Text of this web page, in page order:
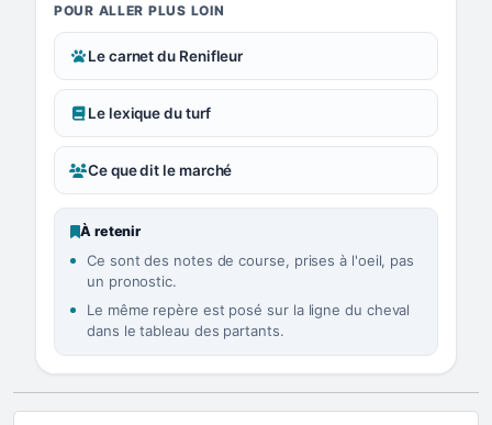
POUR ALLER PLUS LOIN
Le carnet du Renifleur
Le lexique du turf
Ce que dit le marché
À retenir
Ce sont des notes de course, prises à l'oeil, pas
un pronostic.
Le même repère est posé sur la ligne du cheval
dans le tableau des partants.